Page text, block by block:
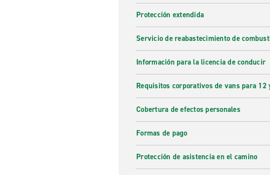
Protección extendida
Servicio de reabastecimiento de
Información para la licencia de conducir
Requisitos corporativos de vans para 12
Cobertura de efectos personales
Formas de pago
Protección de asistencia en el camino